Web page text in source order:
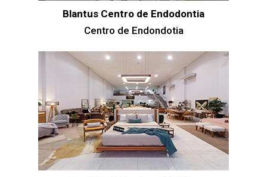
Blantus Centro de Endodontia
Centro de Endondotia